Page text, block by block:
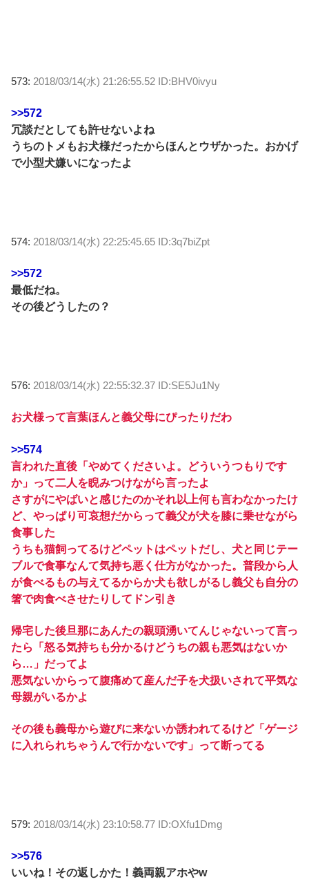
573: 2018/03/14(水) 21:26:55.52 ID:BHV0ivyu
>>572
冗談だとしても許せないよね
うちのトメもお犬様だったからほんとウザかった。おかげ
で小型犬嫌いになったよ
574: 2018/03/14(水) 22:25:45.65 ID:3q7biZpt
>>572
最低だね。
その後どうしたの？
576: 2018/03/14(水) 22:55:32.37 ID:SE5Ju1Ny
お犬様って言葉ほんと義父母にぴったりだわ
>>574
言われた直後「やめてくださいよ。どういうつもりです
か」って二人を睨みつけながら言ったよ
さすがにやばいと感じたのかそれ以上何も言わなかったけ
ど、やっぱり可哀想だからって義父が犬を膝に乗せながら
食事した
うちも猫飼ってるけどペットはペットだし、犬と同じテー
ブルで食事なんて気持ち悪く仕方がなかった。普段から人
が食べるもの与えてるからか犬も欲しがるし義父も自分の
箸で肉食べさせたりしてドン引き
帰宅した後旦那にあんたの親頭湧いてんじゃないって言っ
たら「怒る気持ちも分かるけどうちの親も悪気はないか
ら…」だってよ
悪気ないからって腹痛めて産んだ子を犬扱いされて平気な
母親がいるかよ
その後も義母から遊びに来ないか誘われてるけど「ゲージ
に入れられちゃうんで行かないです」って断ってる
579: 2018/03/14(水) 23:10:58.77 ID:OXfu1Dmg
>>576
いいね！その返しかた！義両親アホやw